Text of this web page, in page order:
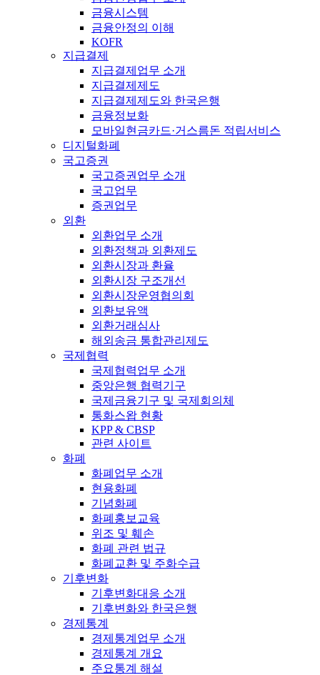
금융시스템
금융안정의 이해
KOFR
지급결제
지급결제업무 소개
지급결제제도
지급결제제도와 한국은행
금융정보화
모바일현금카드·거스름돈 적립서비스
디지털화폐
국고증권
국고증권업무 소개
국고업무
증권업무
외환
외환업무 소개
외환정책과 외환제도
외환시장과 환율
외환시장 구조개선
외환시장운영협의회
외환보유액
외환거래심사
해외송금 통합관리제도
국제협력
국제협력업무 소개
중앙은행 협력기구
국제금융기구 및 국제회의체
통화스왑 현황
KPP & CBSP
관련 사이트
화폐
화폐업무 소개
현용화폐
기념화폐
화폐홍보교육
위조 및 훼손
화폐 관련 법규
화폐교환 및 주화수급
기후변화
기후변화대응 소개
기후변화와 한국은행
경제통계
경제통계업무 소개
경제통계 개요
주요통계 해설